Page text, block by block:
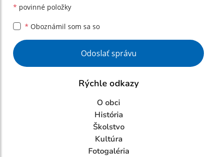
* povinné položky
* Oboznámil som sa so
Google reCaptcha Response
Odoslať správu
Rýchle odkazy
O obci
História
Školstvo
Kultúra
Fotogaléria